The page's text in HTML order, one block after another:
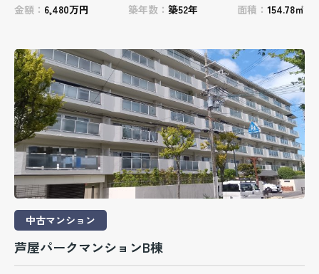
金額： 6,480万円 築年数： 築52年 面積： 154.78㎡
中古マンション
芦屋パークマンションB棟